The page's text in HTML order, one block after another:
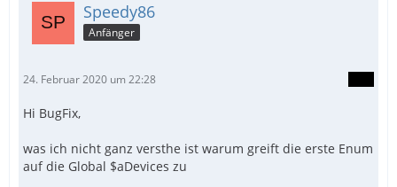
ConsoleWrite('Port (TV 1): ' &
Speedy86
Anfänger
24. Februar 2020 um 22:28
Hi BugFix,
was ich nicht ganz versthe ist warum greift die erste Enum
auf die Global $aDevices zu